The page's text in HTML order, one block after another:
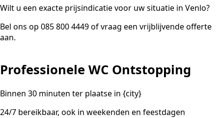
Wilt u een exacte prijsindicatie voor uw situatie in Venlo?
Bel ons op 085 800 4449 of vraag een vrijblijvende offerte
aan.
Professionele WC Ontstopping
Binnen 30 minuten ter plaatse in {city}
24/7 bereikbaar, ook in weekenden en feestdagen